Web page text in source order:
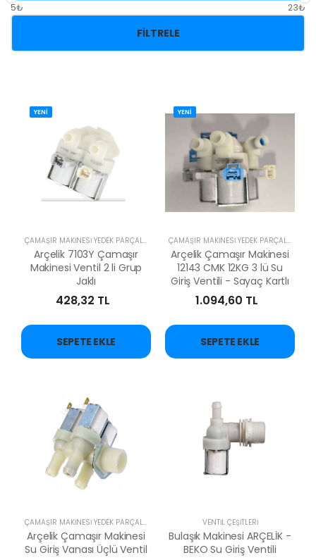
5₺ 23₺
FILTRELE
YENİ
ÇAMAŞIR MAKİNESİ YEDEK PARÇALARI
Arçelik 7103Y Çamaşır
Makinesi Ventil 2 li Grup
Jaklı
428,32 TL
SEPETE EKLE
YENİ
ÇAMAŞIR MAKİNESİ YEDEK PARÇALARI
Arçelik Çamaşır Makinesi
12143 CMK 12KG 3 lü Su
Giriş Ventili - Sayaç Kartlı
1.094,60 TL
SEPETE EKLE
ÇAMAŞIR MAKİNESİ YEDEK PARÇALARI
Arçelik Çamaşır Makinesi
Su Giriş Vanası Üçlü Ventil
VENTİL ÇEŞİTLERİ
Bulaşık Makinesi ARÇELİK -
BEKO Su Giriş Ventili